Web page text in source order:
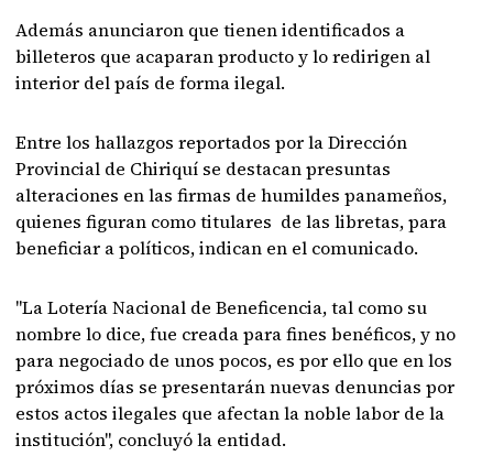
Además anunciaron que tienen identificados a
billeteros que acaparan producto y lo redirigen al
interior del país de forma ilegal.
Entre los hallazgos reportados por la Dirección
Provincial de Chiriquí se destacan presuntas
alteraciones en las firmas de humildes panameños,
quienes figuran como titulares de las libretas, para
beneficiar a políticos, indican en el comunicado.
"La Lotería Nacional de Beneficencia, tal como su
nombre lo dice, fue creada para fines benéficos, y no
para negociado de unos pocos, es por ello que en los
próximos días se presentarán nuevas denuncias por
estos actos ilegales que afectan la noble labor de la
institución", concluyó la entidad.